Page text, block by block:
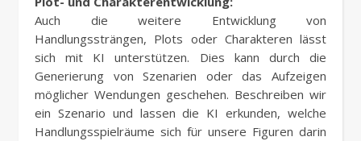
Auch die weitere Entwicklung von
Handlungssträngen, Plots oder Charakteren lässt
sich mit KI unterstützen. Dies kann durch die
Generierung von Szenarien oder das Aufzeigen
möglicher Wendungen geschehen. Beschreiben wir
ein Szenario und lassen die KI erkunden, welche
Handlungsspielräume sich für unsere Figuren darin